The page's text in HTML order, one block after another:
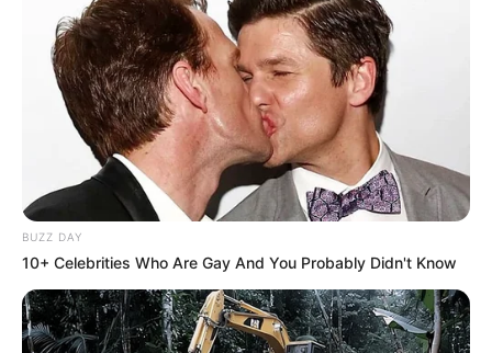
BUZZ DAY
10+ Celebrities Who Are Gay And You Probably Didn't Know